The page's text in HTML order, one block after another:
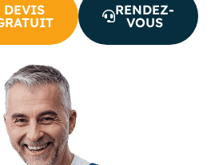
DEVIS
RENDEZ-
VOUS